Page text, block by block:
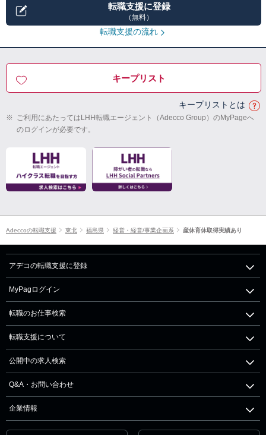
転職支援に登録
（無料）
転職支援の流れ
キープリスト
キープリストとは
※ ご利用にあたってはLHH転職エージェント（Adecco Group）のMyPageへ
のログインが必要です。
Adeccoの転職支援 東北 福島県 経営・経営/事業企画系 産休育休取得実績あり
アデコの転職支援に登録
MyPagログイン
転職のお仕事検索
転職支援について
公開中の求人検索
Q&A・お問い合わせ
企業情報